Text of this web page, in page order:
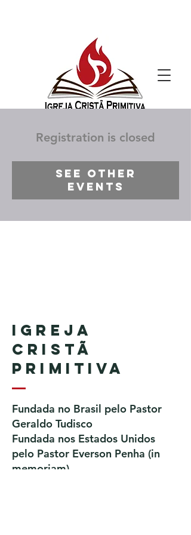
Registration is closed
See other
events
Igreja
Cristã
Primitiva
Fundada no Brasil pelo Pastor
Geraldo Tudisco
Fundada nos Estados Unidos
pelo Pastor Everson Penha​ (in
memoriam)